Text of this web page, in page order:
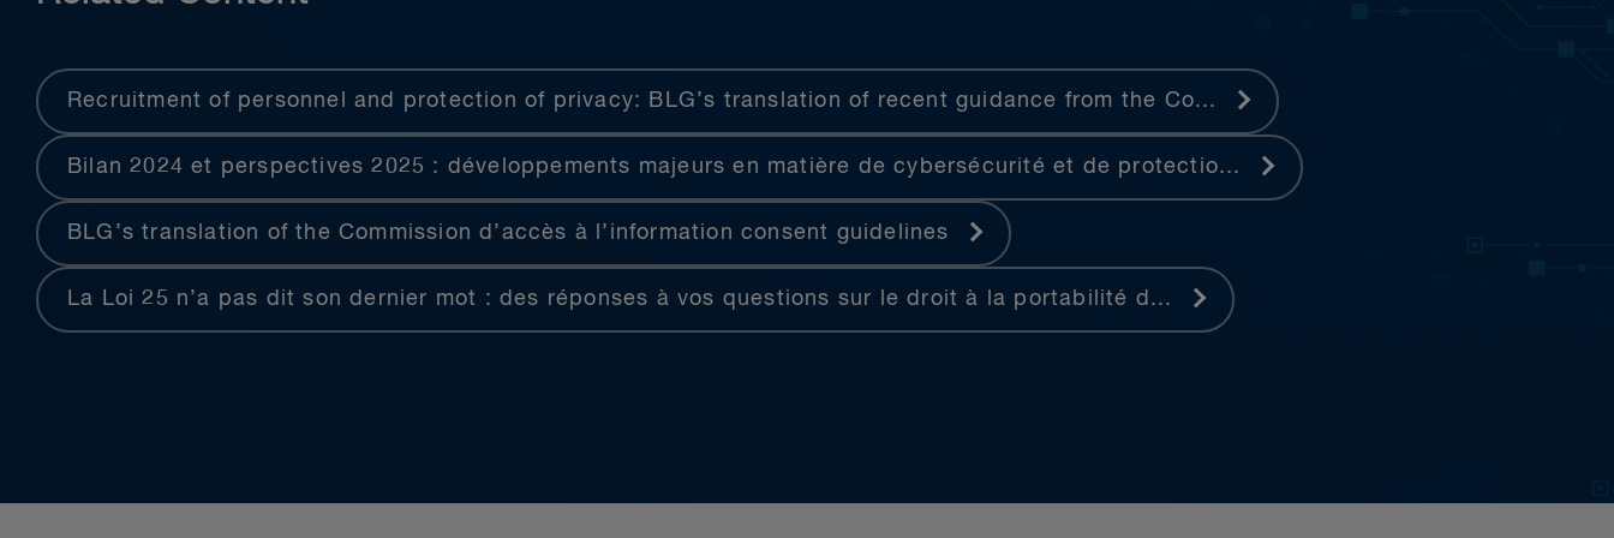
Recruitment of personnel and protection of privacy: BLG’s translation of recent guidance from the Co...
Bilan 2024 et perspectives 2025 : développements majeurs en matière de cybersécurité et de protectio...
BLG’s translation of the Commission d’accès à l’information consent guidelines
La Loi 25 n’a pas dit son dernier mot : des réponses à vos questions sur le droit à la portabilité d...